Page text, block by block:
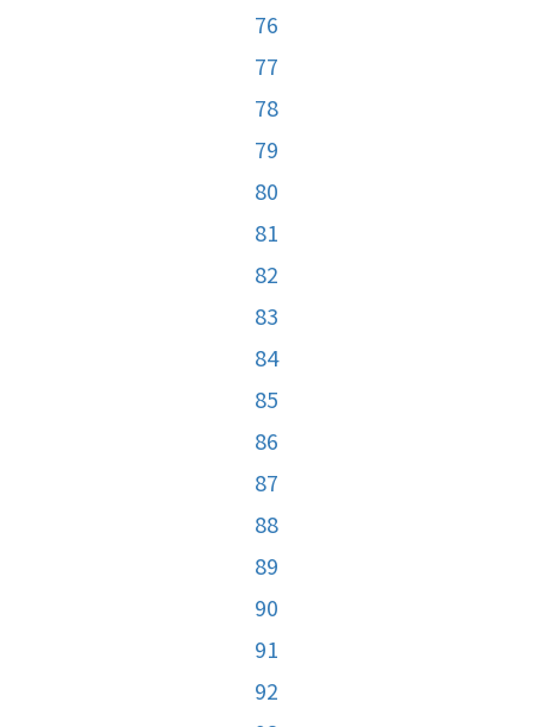
76
77
78
79
80
81
82
83
84
85
86
87
88
89
90
91
92